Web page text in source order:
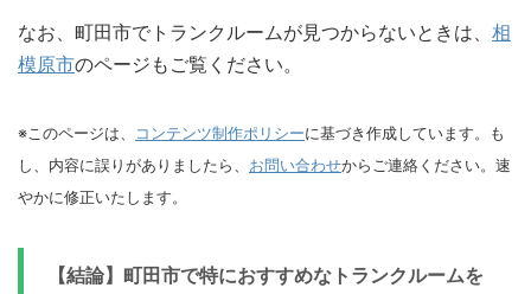
なお、町田市でトランクルームが見つからないときは、 相
模原市のページもご覧ください。
※このページは、 コンテンツ制作ポリシーに基づき作成しています。も
し、内容に誤りがありましたら、 お問い合わせからご連絡ください。速
やかに修正いたします。
【結論】町田市で特におすすめなトランクルームを